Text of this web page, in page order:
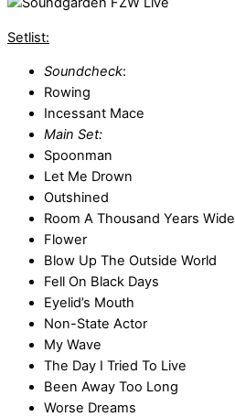
Setlist:
Soundcheck:
Rowing
Incessant Mace
Main Set:
Spoonman
Let Me Drown
Outshined
Room A Thousand Years Wide
Flower
Blow Up The Outside World
Fell On Black Days
Eyelid’s Mouth
Non-State Actor
My Wave
The Day I Tried To Live
Been Away Too Long
Worse Dreams